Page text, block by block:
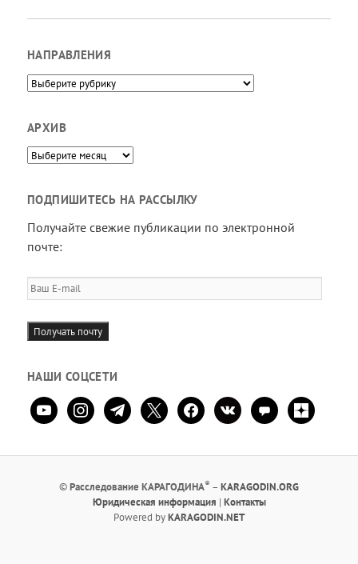
НАПРАВЛЕНИЯ
Направления
АРХИВ
Архив
ПОДПИШИТЕСЬ НА РАССЫЛКУ
Получайте свежие публикации по электронной
почте:
Ваш
E-
mail
Получать почту
НАШИ СОЦСЕТИ
youtubeinstagramtelegram
x facebookvkontaktecomment
zen-
yandex
©Расследование КАРАГОДИНА® – KARAGODIN.ORG
Юридическая информация | Контакты
Powered byKARAGODIN.NET